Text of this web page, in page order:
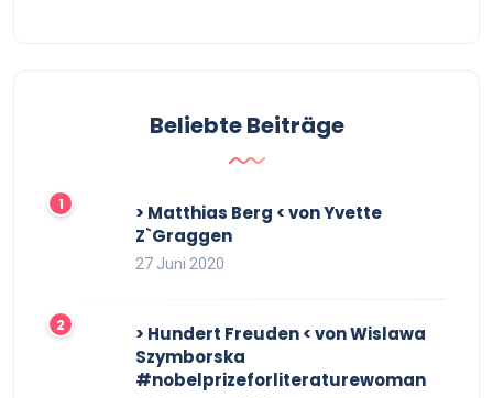
Beliebte Beiträge
> Matthias Berg < von Yvette
Z`Graggen
27 Juni 2020
> Hundert Freuden < von Wislawa
Szymborska
#nobelprizeforliteraturewoman